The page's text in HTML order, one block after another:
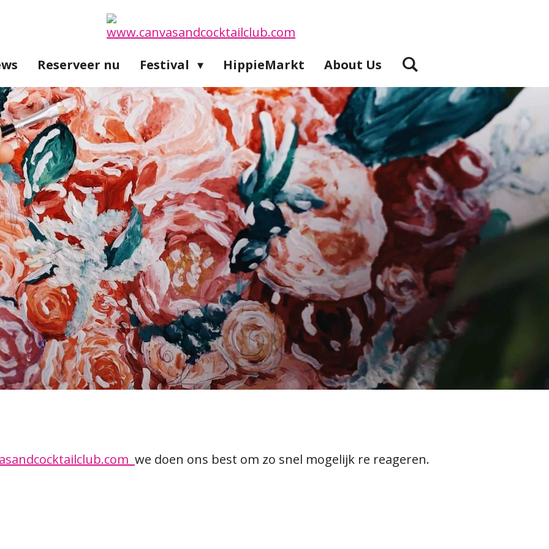
Reserveer nu Festival HippieMarkt About Us
we doen ons best om zo snel mogelijk re reageren.